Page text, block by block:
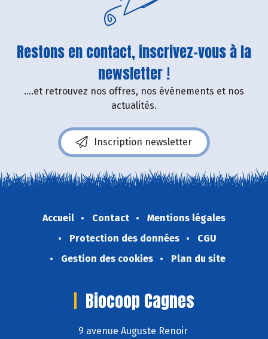
Restons en contact, inscrivez-vous à la
newsletter !
....et retrouvez nos offres, nos événements et nos
actualités.
Inscription newsletter
Accueil Contact
Mentions légales
Protection des données
CGU
Gestion des cookies
Plan du site
Biocoop Cagnes
9 avenue Auguste Renoir